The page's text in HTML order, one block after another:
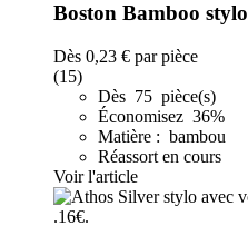
Boston Bamboo stylo
Dès 0,23 € par pièce
(15)
Dès 75 pièce(s)
Économisez 36%
Matière : bambou
Réassort en cours
Voir l'article